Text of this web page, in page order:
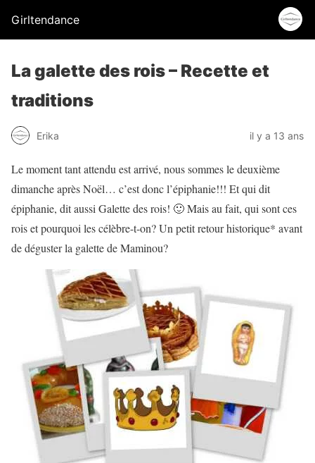
Girltendance
La galette des rois – Recette et
traditions
Erika il y a 13 ans
Le moment tant attendu est arrivé, nous sommes le deuxième
dimanche après Noël… c’est donc l’épiphanie!!! Et qui dit
épiphanie, dit aussi Galette des rois! 🙂 Mais au fait, qui sont ces
rois et pourquoi les célèbre-t-on? Un petit retour historique* avant
de déguster la galette de Maminou?